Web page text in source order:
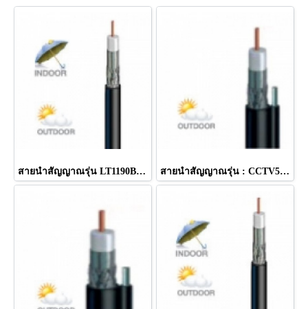
สายนำสัญญาณรุ่น LT1190BV สีดำ ยี่ห้อ LEOTECH (dBy) สายนำสัญญาณรุ่น : CCTV500M สีดำ มีสลิง ยี่ห้อ LEOTECH (dBy)